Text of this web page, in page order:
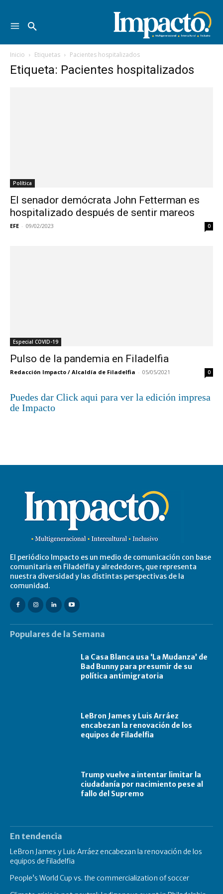
Inicio Etiquetas Pacientes hospitalizados
Etiqueta: Pacientes hospitalizados
Política
El senador demócrata John Fetterman es
hospitalizado después de sentir mareos
EFE - 09/02/2023 0
Especial COVID-19
Pulso de la pandemia en Filadelfia
Redacción Impacto / Alcaldía de Filadelfia - 05/05/2021 0
Puedes dar Click aqui para ver la edición impresa
de Impacto
El periódico Impacto es un medio de comunicación con base
comunitaria en Filadelfia y alrededores, que representa
nuestra diversidad y las distintas perspectivas de la
comunidad.
Populares de la Semana
La Casa Blanca usa ‘La Mudanza’ de
Bad Bunny para presumir de su
política antimigratoria
LeBron James y Luis Arráez
encabezan la renovación de los
equipos de Filadelfia
Trump vuelve a intentar limitar la
ciudadanía por nacimiento pese al
fallo del Supremo
En tendencia
LeBron James y Luis Arráez encabezan la renovación de los
equipos de Filadelfia
People’s World Cup vs. the commercialization of soccer